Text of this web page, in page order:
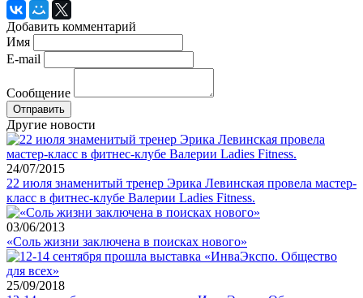
Добавить комментарий
Имя
E-mail
Сообщение
Другие новости
24/07/2015
22 июля знаменитый тренер Эрика Левинская провела мастер-
класс в фитнес-клубе Валерии Ladies Fitness.
03/06/2013
«Соль жизни заключена в поисках нового»
25/09/2018